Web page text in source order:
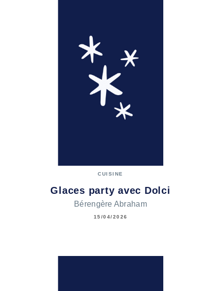
CUISINE
Glaces party avec Dolci
Bérengère Abraham
15/04/2026